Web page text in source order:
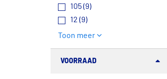
105 (9)
12 (9)
Toon meer
VOORRAAD